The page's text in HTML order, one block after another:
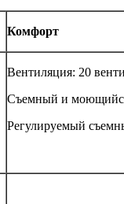
Комфорт
Вентиляция: 20
Съемный и
Регулируемый